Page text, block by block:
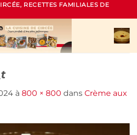
RECETTES FAMILIALES DE
à 800 × 800 dans Crème aux